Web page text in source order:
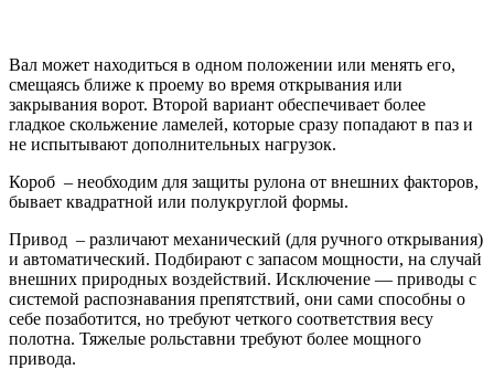
Вал может находиться в одном положении или менять его,
смещаясь ближе к проему во время открывания или
закрывания ворот. Второй вариант обеспечивает более
гладкое скольжение ламелей, которые сразу попадают в паз и
не испытывают дополнительных нагрузок.
Короб – необходим для защиты рулона от внешних факторов,
бывает квадратной или полукруглой формы.
Привод – различают механический (для ручного открывания)
и автоматический. Подбирают с запасом мощности, на случай
внешних природных воздействий. Исключение — приводы с
системой распознавания препятствий, они сами способны о
себе позаботится, но требуют четкого соответствия весу
полотна. Тяжелые рольставни требуют более мощного
привода.